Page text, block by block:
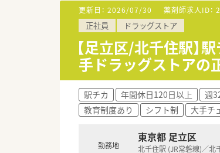
■患者様との対話を重
【職場環境と雰囲気】
■一人一台のiPad貸
す。
■20代から30代の若
■パパ育休の取得率が
【こんな方が活躍中】
■病院での勤務経験の
■独立採算制の運営
す。
■サマーホリデーを
更新日： 2026/07/30 薬剤師求人ID：
正社員 ドラッグストア
【足立区/北千住駅】
手ドラッグストアの
駅チカ 年間休日120日以上 週
教育制度あり
シフト制 大手チ
勤務地
東京都 足立区
北千住駅 (JR常磐線)／北